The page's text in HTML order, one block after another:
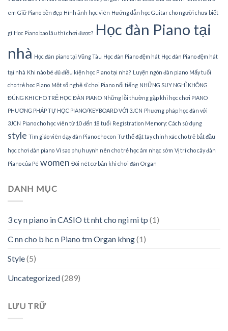
em Giữ Piano bền đẹp Hình ảnh học viên Hướng dẫn học Guitar cho người chưa biết
gì Học Piano bao lâu thì chơi được? Học đàn Piano tại
nhà Học đàn piano tại Vũng Tàu Học đàn Piano đệm hát Học đàn Piano đệm hát
tại nhà Khi nào bé đủ điều kiện học Piano tại nhà? Luyện ngón đàn piano Mấy tuổi
cho trẻ học Piano Một số nghệ sĩ chơi Piano nổi tiếng NHỮNG SUY NGHĨ KHÔNG
ĐÚNG KHI CHO TRẺ HỌC ĐÀN PIANO Những lỗi thường gặp khi học chơi PIANO
PHƯƠNG PHÁP TỰ HỌC PIANO/KEYBOARD VỚI 3JCN Phương pháp học đàn với
3JCN Piano cho học viên từ 10 đến 18 tuổi Registration Memory: Cách sử dụng
style Tìm giáo viên dạy đàn Piano cho con Tư thế đặt tay chính xác cho trẻ bắt đầu
học chơi đàn piano Vì sao phụ huynh nên cho trẻ học âm nhạc sớm Vị trí cho cây đàn
Piano của Pé women Đôi nét cơ bản khi chơi đàn Organ
DANH MỤC
3 cy n piano in CASIO tt nht cho ngi mi tp (1)
C nn cho b hc n Piano trn Organ khng(1)
Style(5)
Uncategorized(289)
LƯU TRỮ